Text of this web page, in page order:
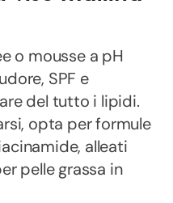
o mousse a pH
SPF e
del tutto i lipidi.
opta per formule
alleati
pelle grassa in